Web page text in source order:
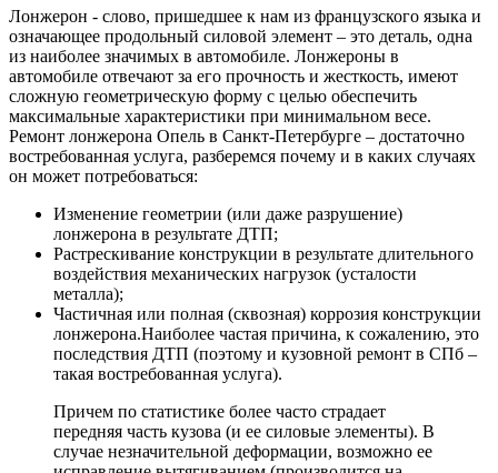
Лонжерон - слово, пришедшее к нам из французского языка и
означающее продольный силовой элемент – это деталь, одна
из наиболее значимых в автомобиле. Лонжероны в
автомобиле отвечают за его прочность и жесткость, имеют
сложную геометрическую форму с целью обеспечить
максимальные характеристики при минимальном весе.
Ремонт лонжерона Опель в Санкт-Петербурге – достаточно
востребованная услуга, разберемся почему и в каких случаях
он может потребоваться:
Изменение геометрии (или даже разрушение)
лонжерона в результате ДТП;
Растрескивание конструкции в результате длительного
воздействия механических нагрузок (усталости
металла);
Частичная или полная (сквозная) коррозия конструкции
лонжерона.Наиболее частая причина, к сожалению, это
последствия ДТП (поэтому и кузовной ремонт в СПб –
такая востребованная услуга).
Причем по статистике более часто страдает
передняя часть кузова (и ее силовые элементы). В
случае незначительной деформации, возможно ее